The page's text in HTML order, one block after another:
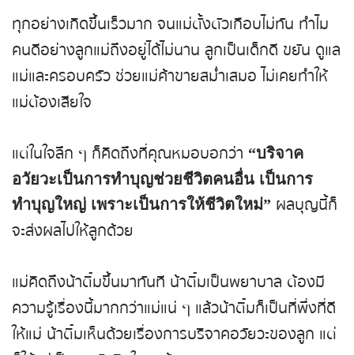
ทุกอย่างเกิดขึ้นเร็วมาก จนแม่ตั้งตัวเกือบไม่ทัน ทำไม
คนดีอย่างลูกแม่ถึงอยู่ได้ไม่นาน ลูกเป็นเด็กดี ขยัน ดูแล
แม่และครอบครัว ช่วยแม่ค้าขายสม่ำเสมอ ไม่เคยทำให้
แม่ต้องเสียใจ
แต่ในใจลึก ๆ ก็คิดถึงที่คุณหมอบอกว่า “บริจาค
อวัยวะเป็นการทำบุญช่วยชีวิตคนอื่น เป็นการ
ทำบุญใหญ่ เพราะเป็นการให้ชีวิตใหม่” ผลบุญนี้ก็
จะส่งผลไปให้ลูกด้วย
แม่คิดถึงน้าติ๋มขึ้นมาทันที น้าติ๋มเป็นพยาบาล ต้องมี
ความรู้เรื่องนี้มากกว่าแม่แน่ ๆ แล้วน้าติ๋มก็เป็นที่พึ่งที่ดี
ให้แม่ น้าติ๋มเห็นด้วยเรื่องการบริจาคอวัยวะของลูก แต่